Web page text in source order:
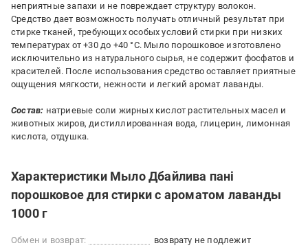
неприятные запахи и не повреждает структуру волокон.
Средство дает возможность получать отличный результат при
стирке тканей, требующих особых условий стирки при низких
температурах от +30 до +40 °С. Мыло порошковое изготовлено
исключительно из натурального сырья, не содержит фосфатов и
красителей. После использования средство оставляет приятные
ощущения мягкости, нежности и легкий аромат лаванды.
Состав: натриевые соли жирных кислот растительных масел и
животных жиров, дистиллированная вода, глицерин, лимонная
кислота, отдушка.
Характеристики Мыло Дбайлива пані
порошковое для стирки с ароматом лаванды
1000 г
Обмен и возврат: возврату не подлежит